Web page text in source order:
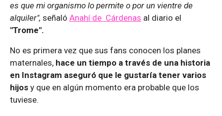
es que mi organismo lo permite o por un vientre de
alquiler", señaló Anahí de Cárdenas al diario el
"Trome".
No es primera vez que sus fans conocen los planes
maternales, hace un tiempo a través de una historia
en Instagram aseguró que le gustaría tener varios
hijos y que en algún momento era probable que los
tuviese.